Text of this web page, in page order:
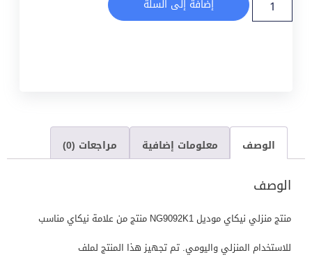
إضافة إلى السلة
الوصف معلومات إضافية مراجعات (0)
الوصف
منتج منزلي نيكاي موديل NG9092K1 منتج من علامة نيكاي مناسب
للاستخدام المنزلي واليومي. تم تجهيز هذا المنتج لملف